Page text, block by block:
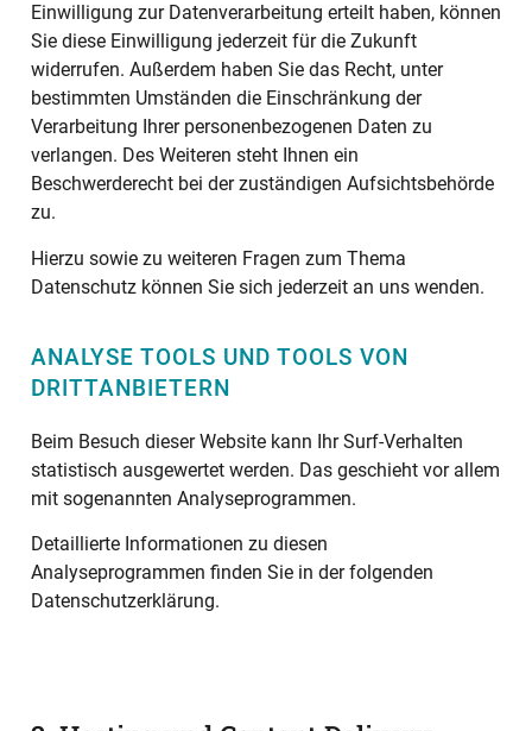
Einwilligung zur Datenverarbeitung erteilt haben, können
Sie diese Einwilligung jederzeit für die Zukunft
widerrufen. Außerdem haben Sie das Recht, unter
bestimmten Umständen die Einschränkung der
Verarbeitung Ihrer personenbezogenen Daten zu
verlangen. Des Weiteren steht Ihnen ein
Beschwerderecht bei der zuständigen Aufsichtsbehörde
zu.
Hierzu sowie zu weiteren Fragen zum Thema
Datenschutz können Sie sich jederzeit an uns wenden.
ANALYSE TOOLS UND TOOLS VON
DRITTANBIETERN
Beim Besuch dieser Website kann Ihr Surf-Verhalten
statistisch ausgewertet werden. Das geschieht vor allem
mit sogenannten Analyseprogrammen.
Detaillierte Informationen zu diesen
Analyseprogrammen finden Sie in der folgenden
Datenschutzerklärung.